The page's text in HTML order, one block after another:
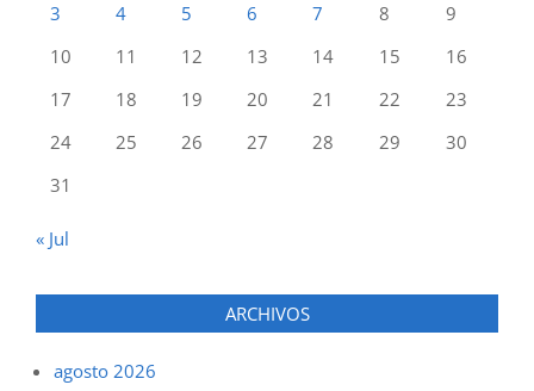
3
4 5 6 7 8
9
10
11 12 13 14 15
16
17
18 19 20 21 22
23
24
25 26 27 28 29
30
31
« Jul
ARCHIVOS
agosto 2026